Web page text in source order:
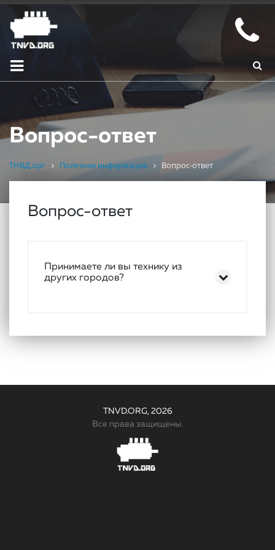
Вопрос-ответ
ТНВД.орг Полезная информация Вопрос-ответ
Вопрос-ответ
Принимаете ли вы технику из
других городов?
TNVD.ORG, 2026
Все права защищены.